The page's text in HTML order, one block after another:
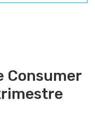
Consumer